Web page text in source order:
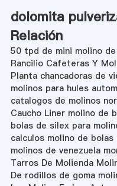
dolomita
Relación
50 tpd de mini molino
Rancilio Cafeteras Y
Planta chancadoras de
molinos para hules
catalogos de molinos
Caucho Liner molino de
bolas de silex para
calculos molino de bolas
molinos de venezuela
Tarros De Molienda
De rodillos de goma